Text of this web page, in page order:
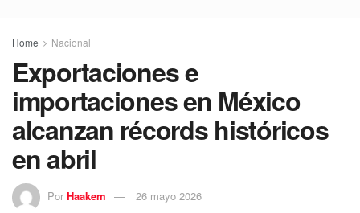
Home Nacional
Exportaciones e
importaciones en México
alcanzan récords históricos
en abril
Por Haakem 26 mayo 2026